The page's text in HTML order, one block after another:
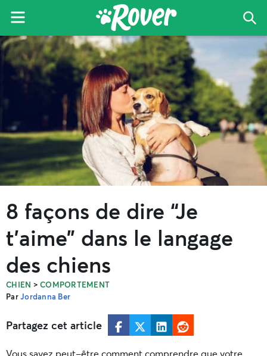
Skip
to
primary
Skip
to
Skip
to
primary
Le
blog
de
Rover
Menu
8 façons de dire “Je
t’aime” dans le langage
des chiens
CHIEN >COMPORTEMENT
ParJordanna Ber
Partagez cet article
Vous savez peut-être comment comprendre que votre